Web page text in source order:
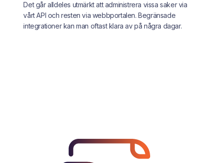
Det går alldeles utmärkt att administrera vissa saker via
vårt API och resten via webbportalen. Begränsade
integrationer kan man oftast klara av på några dagar.